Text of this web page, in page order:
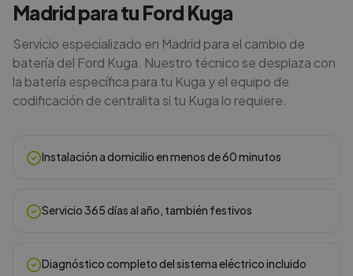
Madrid para tu Ford Kuga
Servicio especializado en Madrid para el cambio de
batería del Ford Kuga. Nuestro técnico se desplaza con
la batería específica para tu Kuga y el equipo de
codificación de centralita si tu Kuga lo requiere.
Instalación a domicilio en menos de 60 minutos
Servicio 365 días al año, también festivos
Diagnóstico completo del sistema eléctrico incluido